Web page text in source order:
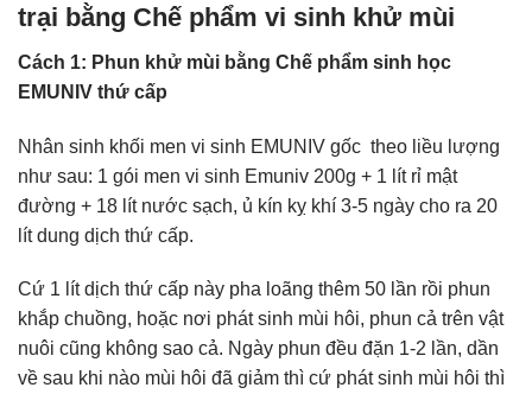
trại bằng Chế phẩm vi sinh khử mùi
Cách 1: Phun khử mùi bằng Chế phẩm sinh học
EMUNIV thứ cấp
Nhân sinh khối men vi sinh EMUNIV gốc theo liều lượng
như sau: 1 gói men vi sinh Emuniv 200g + 1 lít rỉ mật
đường + 18 lít nước sạch, ủ kín kỵ khí 3-5 ngày cho ra 20
lít dung dịch thứ cấp.
Cứ 1 lít dịch thứ cấp này pha loãng thêm 50 lần rồi phun
khắp chuồng, hoặc nơi phát sinh mùi hôi, phun cả trên vật
nuôi cũng không sao cả. Ngày phun đều đặn 1-2 lần, dần
về sau khi nào mùi hôi đã giảm thì cứ phát sinh mùi hôi thì